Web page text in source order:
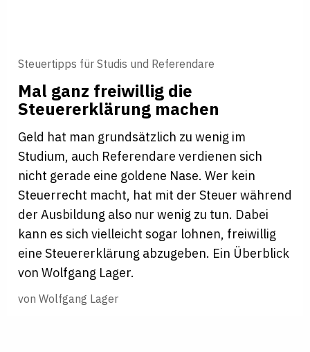
Steuertipps für Studis und Referendare
Mal ganz freiwillig die
Steuererklärung machen
Geld hat man grundsätzlich zu wenig im
Studium, auch Referendare verdienen sich
nicht gerade eine goldene Nase. Wer kein
Steuerrecht macht, hat mit der Steuer während
der Ausbildung also nur wenig zu tun. Dabei
kann es sich vielleicht sogar lohnen, freiwillig
eine Steuererklärung abzugeben. Ein Überblick
von Wolfgang Lager.
von Wolfgang Lager